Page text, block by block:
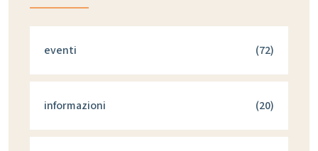
eventi (72)
informazioni (20)